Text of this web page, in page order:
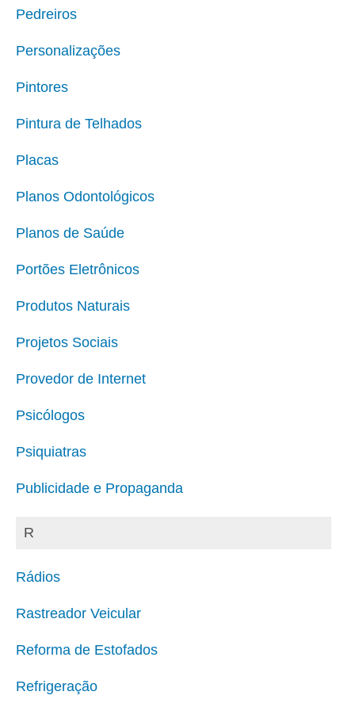
Pedreiros
Personalizações
Pintores
Pintura de Telhados
Placas
Planos Odontológicos
Planos de Saúde
Portões Eletrônicos
Produtos Naturais
Projetos Sociais
Provedor de Internet
Psicólogos
Psiquiatras
Publicidade e Propaganda
R
Rádios
Rastreador Veicular
Reforma de Estofados
Refrigeração